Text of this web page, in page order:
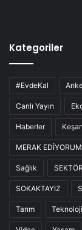
Kategoriler
#EvdeKal
Canlı Yayın
Haberler Keşan
MERAK EDİYORUM
Sağlık
SOKAKTAYIZ
Tarım Teknoloji